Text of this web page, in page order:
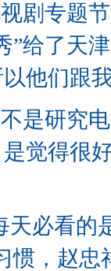
剧专题
”给了天
他们跟
是研究
觉得很
天必看
惯，赵